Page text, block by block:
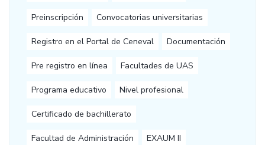
Preinscripción Convocatorias universitarias
Registro en el Portal de Ceneval Documentación
Pre registro en línea Facultades de UAS
Programa educativo Nivel profesional
Certificado de bachillerato
Facultad de Administración EXAUM II